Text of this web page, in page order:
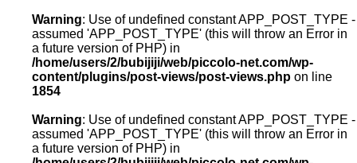
Warning: Use of undefined constant APP_POST_TYPE -
assumed 'APP_POST_TYPE' (this will throw an Error in
a future version of PHP) in
/home/users/2/bubijiji/web/piccolo-net.com/wp-
content/plugins/post-views/post-views.php on line
1854
Warning: Use of undefined constant APP_POST_TYPE -
assumed 'APP_POST_TYPE' (this will throw an Error in
a future version of PHP) in